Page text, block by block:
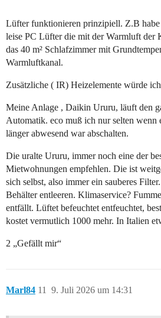
Lüfter funktionieren prinzipiell. Z.B
leise PC Lüfter die mit der Warmluft der
das 40 m² Schlafzimmer mit
Warmluftkanal.
Zusätzliche ( IR) Heizelemente würde
Meine Anlage , Daikin Ururu, läuft den
Automatik. eco muß ich nur selten wenn
länger abwesend war abschalten.
Die uralte Ururu, immer noch eine der
Mietwohnungen empfehlen. Die ist
sich selbst, also immer ein sauberes
Behälter entleeren. Klimaservice?
entfällt. Lüftet befeuchtet entfeuchtet,
kostet vermutlich 1000 mehr. In Italien
2 „Gefällt mir“
Marl84 9. Juli 2026 um 14:31
11